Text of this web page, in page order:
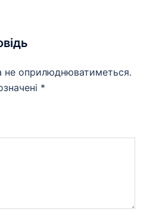
не оприлюднюватиметься.
*